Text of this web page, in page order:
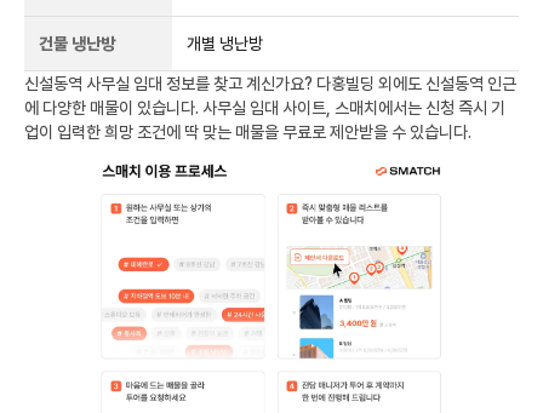
건물 냉난방 개별 냉난방
신설동역 사무실 임대 정보를 찾고 계신가요? 다홍빌딩 외에도 신설동역 인근
에 다양한 매물이 있습니다. 사무실 임대 사이트, 스매치에서는 신청 즉시 기
업이 입력한 희망 조건에 딱 맞는 매물을 무료로 제안받을 수 있습니다.